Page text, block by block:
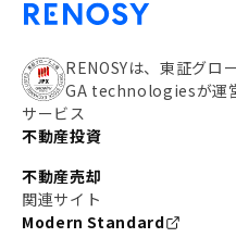
RENOSYは、東証グロ
GA technologiesが運
サービス
不動産投資
不動産売却
関連サイト
Modern Standard